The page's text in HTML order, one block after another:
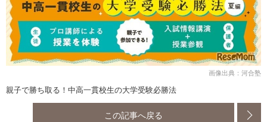
画像出典：河合塾
親子で勝ち取る！中高一貫校生の大学受験必勝法
この記事へ戻る